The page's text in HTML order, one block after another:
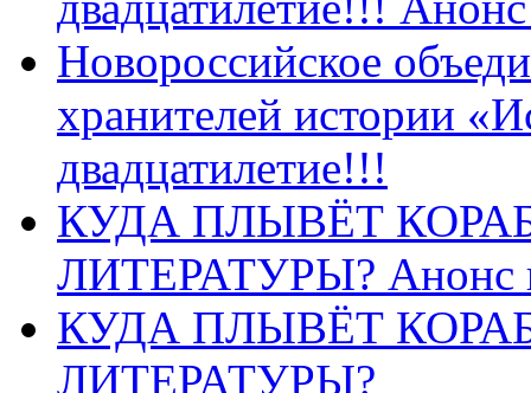
Новороссийское
хранителей истории
двадцатилетие!!!
КУДА ПЛЫВЁТ
ЛИТЕРАТУРЫ? Анонс
КУДА ПЛЫВЁТ
ЛИТЕРАТУРЫ?